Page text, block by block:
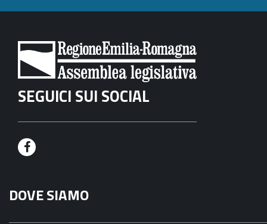
SEGUICI SUI SOCIAL
F
c
e
DOVE SIAMO